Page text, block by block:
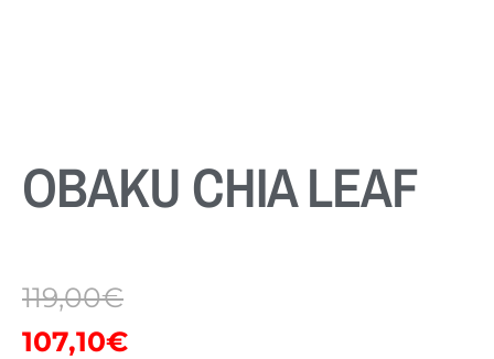
OBAKU CHIA LEAF
119,00€
107,10€